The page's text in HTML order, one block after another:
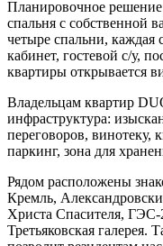
Планировочное
спальня с собственной
четыре спальни, каждая
кабинет, гостевой с/у,
квартиры открывается
Владельцам квартир
инфраструктура:
переговоров, винотеку,
паркинг, зона для
Рядом расположены
Кремль,
Христа Спасителя, ГЭС-
Третьяковская галерея.